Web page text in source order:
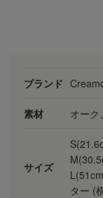
ブランド
素材 オーク
サイズ
ター (